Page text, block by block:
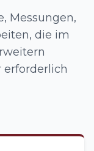
Messungen,
die im
erforderlich